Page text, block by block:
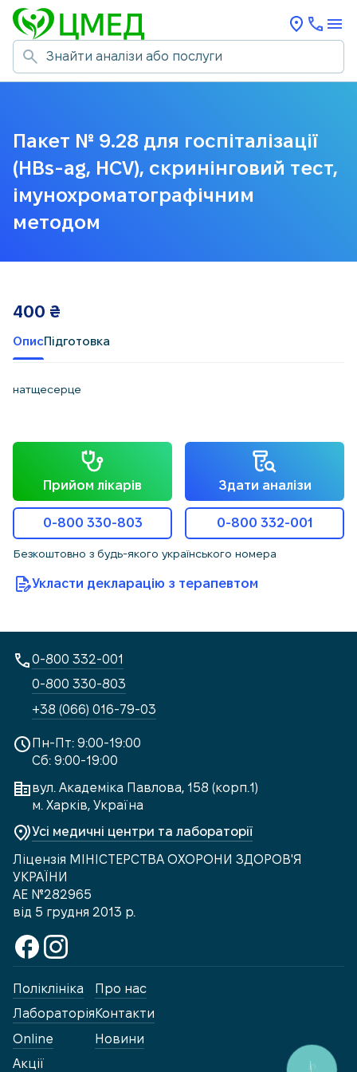
Пакет № 9.28 для госпіталізації
(HBs-ag, HCV), скринінговий тест,
імунохроматографічним
методом
ОписПідготовка
натщесерце
400 ₴
Прийом лікарів Здати аналізи
0-800 330-803 0-800 332-001
Безкоштовно з будь-якого українського номера
Укласти декларацію з терапевтом
Пн-Пт: 9:00-19:00
Сб: 9:00-19:00
вул. Академіка Павлова, 158 (корп.1)
м. Харків, Україна
Усі медичні центри та лабораторії
Ліцензія МІНІСТЕРСТВА ОХОРОНИ ЗДОРОВ'Я
УКРАЇНИ
АЕ №282965
від 5 грудня 2013 р.
0-800 332-001
0-800 330-803
+38 (066) 016-79-03
Поліклініка
Лабораторія
Online
Акції
Про нас
Контакти
Новини
КНОПКА